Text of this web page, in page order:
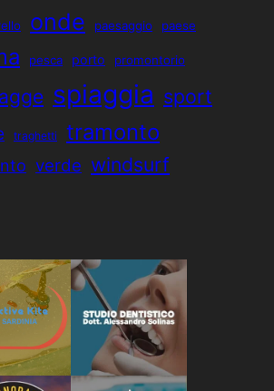
onde paesaggio paese
pesca porto promontorio
spiaggia sport
traghetti tramonto
verde windsurf